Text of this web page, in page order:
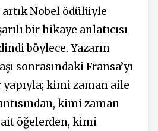
Nobel ödülüyle
bir hikaye anlatıcısı
böylece. Yazarın
sonrasındaki Fransa’yı
kimi zaman aile
kimi zaman
öğelerden, kimi